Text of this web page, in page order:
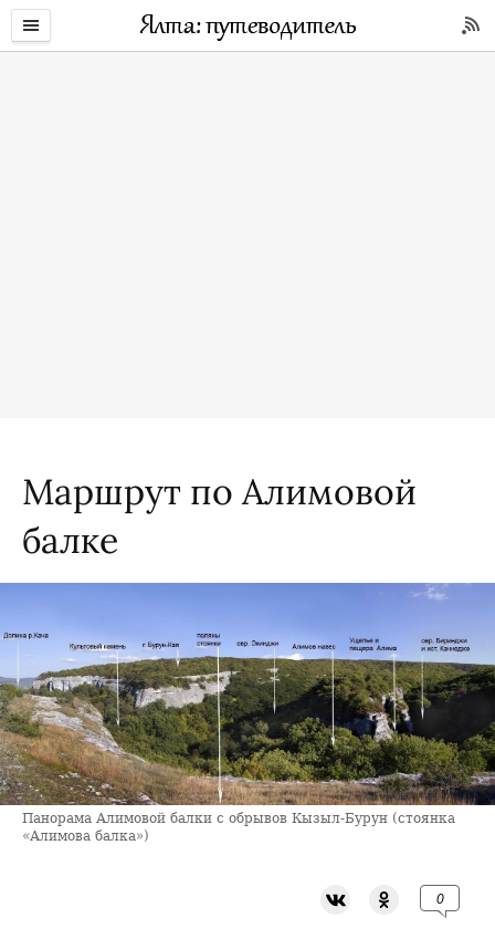
Маршрут по Алимовой
балке
Панорама Алимовой балки с обрывов Кызыл-Бурун (стоянка
«Алимова балка»)
0